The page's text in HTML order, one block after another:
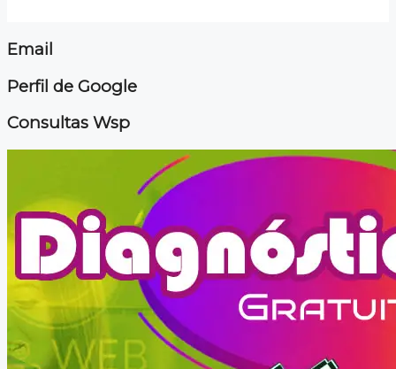
Email
Perfil de Google
Consultas Wsp